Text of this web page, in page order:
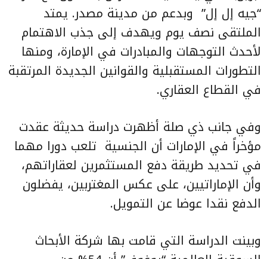
“جيه إل إل” وبدعم من مدينة مصدر. يمتد
الملتقى نصف يوم ويهدف إلى جذب الاهتمام
لأحدث التوجهات والمبادرات في الإمارة، ومنها
التطورات المستقبلية والقوانين الجديدة المرتقبة
في القطاع العقاري.
وفي جانب ذي صلة أظهرت دراسة حديثة عقدت
مؤخراً في الإمارات أن الجنسية تلعب دورا مهما
في تحديد طريقة دفع المستثمرين لعقاراتهم،
وأن الإماراتيين، على عكس المغتربين، يفضلون
الدفع نقدا عوضا عن التمويل.
وبينت الدراسة التي قامت بها شركة الأبحاث